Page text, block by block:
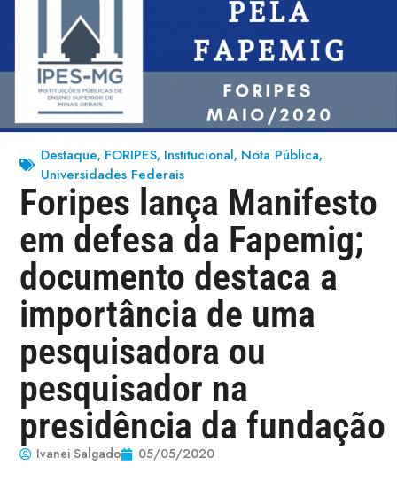
Destaque, FORIPES, Institucional, Nota Pública,
Universidades Federais
Foripes lança Manifesto
em defesa da Fapemig;
documento destaca a
importância de uma
pesquisadora ou
pesquisador na
presidência da fundação
Ivanei Salgado 05/05/2020